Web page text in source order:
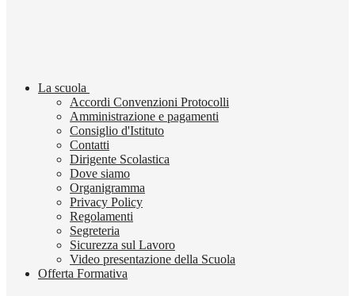
La scuola
Accordi Convenzioni Protocolli
Amministrazione e pagamenti
Consiglio d'Istituto
Contatti
Dirigente Scolastica
Dove siamo
Organigramma
Privacy Policy
Regolamenti
Segreteria
Sicurezza sul Lavoro
Video presentazione della Scuola
Offerta Formativa